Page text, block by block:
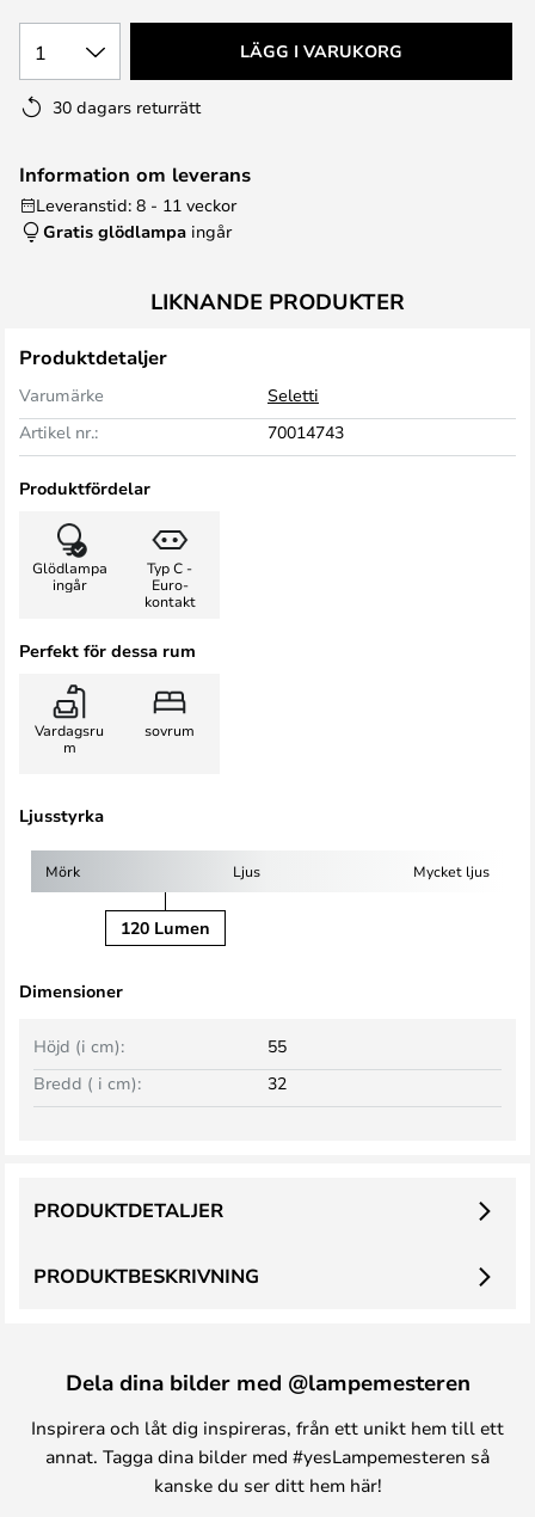
1 LÄGG I VARUKORG
30 dagars returrätt
Information om leverans
Leveranstid: 8 - 11 veckor
Gratis glödlampa ingår
LIKNANDE PRODUKTER
Produktdetaljer
Varumärke
Seletti
Artikel nr.:
70014743
Produktfördelar
Glödlampa
ingår
Typ C -
Euro-
kontakt
Perfekt för dessa rum
Vardagsru
m
sovrum
Ljusstyrka
Mörk Ljus Mycket ljus
120 Lumen
Dimensioner
Bredd ( i cm): 32
Höjd (i cm): 55
PRODUKTBESKRIVNING
PRODUKTDETALJER
Dela dina bilder med @lampemesteren
Inspirera och låt dig inspireras, från ett unikt hem till ett
annat. Tagga dina bilder med #yesLampemesteren så
kanske du ser ditt hem här!